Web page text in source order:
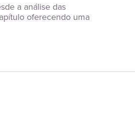
a análise das
oferecendo uma